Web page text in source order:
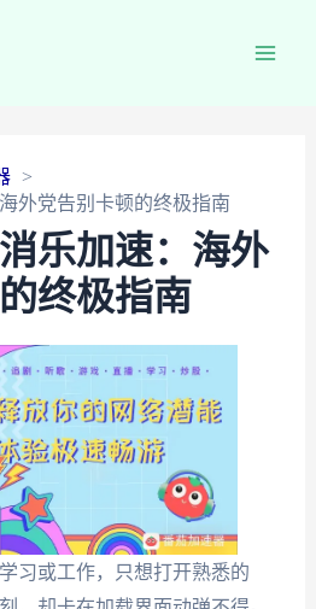
外党告别卡顿的终极指南
乐加速：海外
终极指南
习或工作，只想打开熟悉的